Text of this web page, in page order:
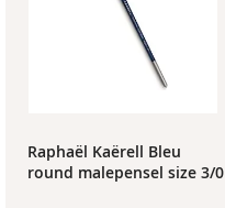
Raphaël Kaërell Bleu
round malepensel size 3/0